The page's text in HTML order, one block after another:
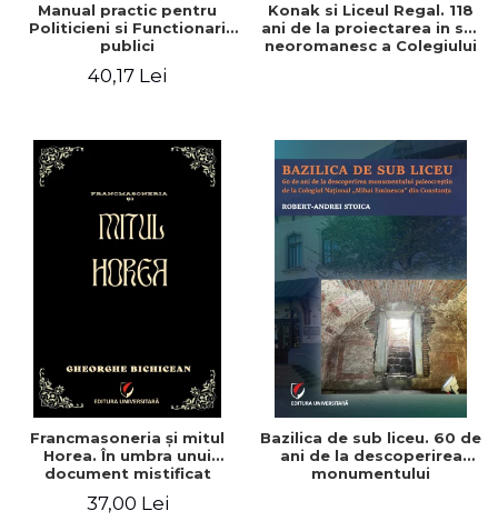
Manual practic pentru
Politicieni si Functionari
publici
40,17 Lei
Konak si Liceul Regal. 118
ani de la proiectarea in stil
neoromanesc a Colegiului
Francmasoneria și mitul
Horea. În umbra unui
document mistificat
37,00 Lei
Bazilica de sub liceu. 60 de
ani de la descoperirea
monumentului